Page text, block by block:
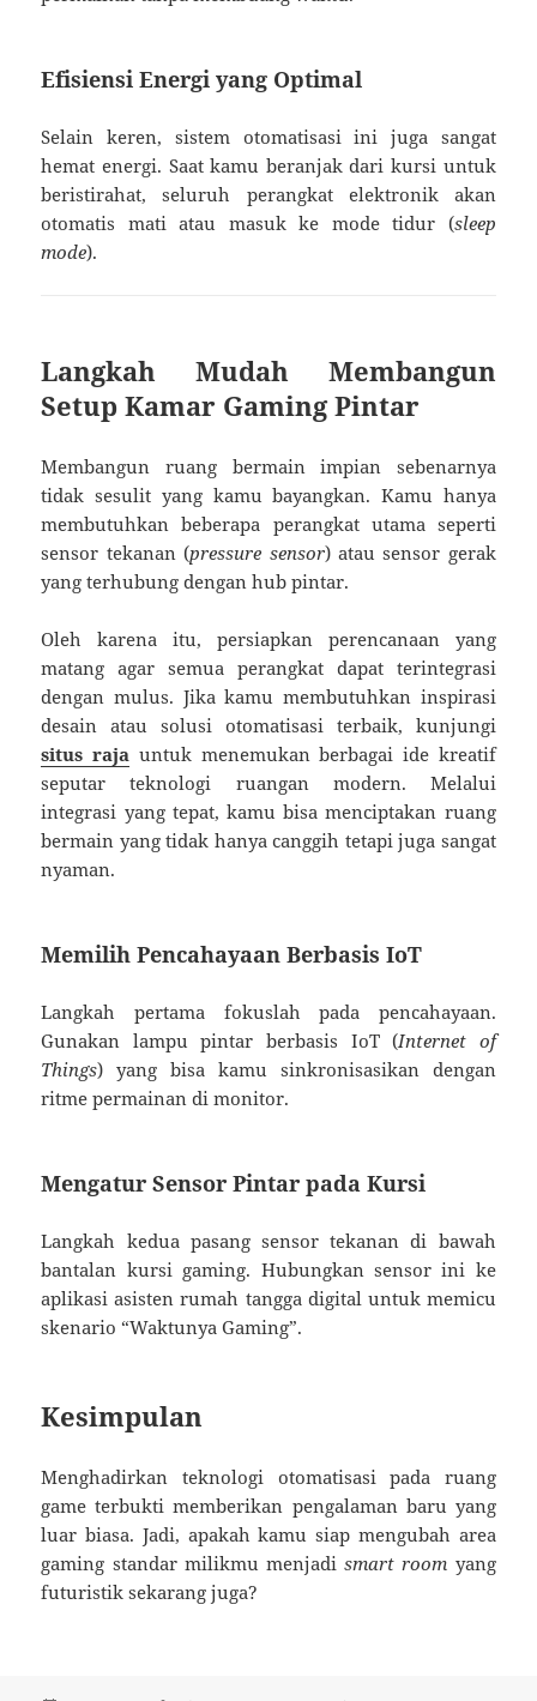
Efisiensi Energi yang Optimal
Selain keren, sistem otomatisasi ini juga sangat
hemat energi. Saat kamu beranjak dari kursi untuk
beristirahat, seluruh perangkat elektronik akan
otomatis mati atau masuk ke mode tidur (sleep
mode).
Langkah Mudah Membangun
Setup Kamar Gaming Pintar
Membangun ruang bermain impian sebenarnya
tidak sesulit yang kamu bayangkan. Kamu hanya
membutuhkan beberapa perangkat utama seperti
sensor tekanan (pressure sensor) atau sensor gerak
yang terhubung dengan hub pintar.
Oleh karena itu, persiapkan perencanaan yang
matang agar semua perangkat dapat terintegrasi
dengan mulus. Jika kamu membutuhkan inspirasi
desain atau solusi otomatisasi terbaik, kunjungi
situs raja untuk menemukan berbagai ide kreatif
seputar teknologi ruangan modern. Melalui
integrasi yang tepat, kamu bisa menciptakan ruang
bermain yang tidak hanya canggih tetapi juga sangat
nyaman.
Memilih Pencahayaan Berbasis IoT
Langkah pertama fokuslah pada pencahayaan.
Gunakan lampu pintar berbasis IoT (Internet of
Things) yang bisa kamu sinkronisasikan dengan
ritme permainan di monitor.
Mengatur Sensor Pintar pada Kursi
Langkah kedua pasang sensor tekanan di bawah
bantalan kursi gaming. Hubungkan sensor ini ke
aplikasi asisten rumah tangga digital untuk memicu
skenario “Waktunya Gaming”.
Kesimpulan
Menghadirkan teknologi otomatisasi pada ruang
game terbukti memberikan pengalaman baru yang
luar biasa. Jadi, apakah kamu siap mengubah area
gaming standar milikmu menjadismart room yang
futuristik sekarang juga?